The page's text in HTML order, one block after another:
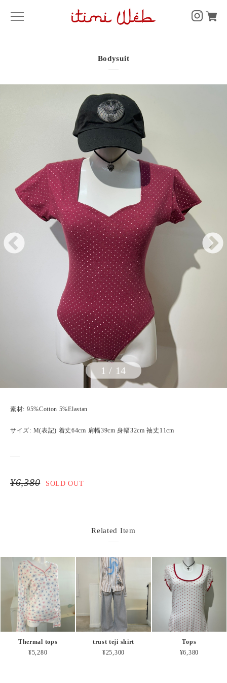
Bodysuit
1 / 14
素材: 95%Cotton 5%Elastan
サイズ: M(表記) 着丈64cm 肩幅39cm 身幅32cm 袖丈11cm
¥6,380 SOLD OUT
Related Item
Thermal tops
¥5,280
trust teji shirt
¥25,300
Tops
¥6,380